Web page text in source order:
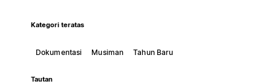
Kategori teratas
Dokumentasi Musiman Tahun Baru
Tautan